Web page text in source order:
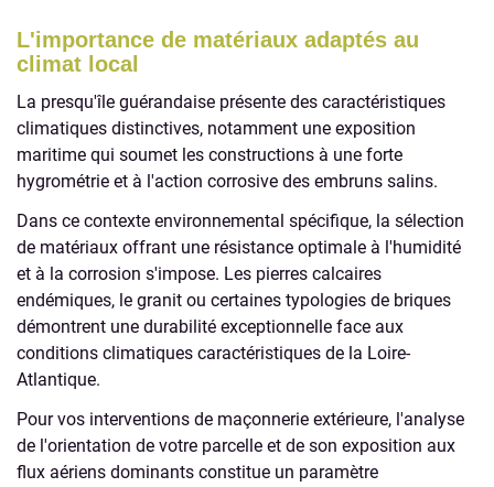
L'importance de matériaux adaptés au
climat local
La presqu'île guérandaise présente des caractéristiques
climatiques distinctives, notamment une exposition
maritime qui soumet les constructions à une forte
hygrométrie et à l'action corrosive des embruns salins.
Dans ce contexte environnemental spécifique, la sélection
de matériaux offrant une résistance optimale à l'humidité
et à la corrosion s'impose. Les pierres calcaires
endémiques, le granit ou certaines typologies de briques
démontrent une durabilité exceptionnelle face aux
conditions climatiques caractéristiques de la Loire-
Atlantique.
Pour vos interventions de maçonnerie extérieure, l'analyse
de l'orientation de votre parcelle et de son exposition aux
flux aériens dominants constitue un paramètre